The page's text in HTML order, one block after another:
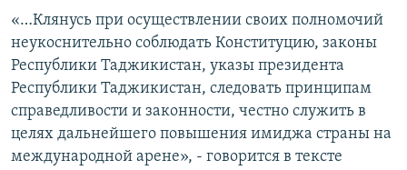
«…Клянусь при осуществлении своих полномочий
неукоснительно соблюдать Конституцию, законы
Республики Таджикистан, указы президента
Республики Таджикистан, следовать принципам
справедливости и законности, честно служить в
целях дальнейшего повышения имиджа страны на
международной арене», - говорится в тексте